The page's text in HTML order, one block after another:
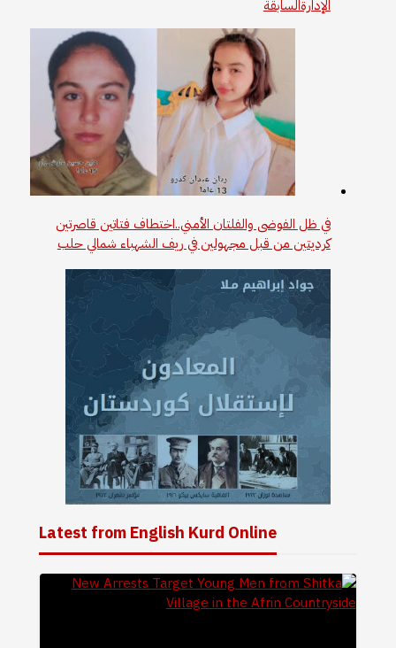
الإدارةالسابقة
في ظل الفوضى والفلتان الأمني..اختطاف فتاتين قاصرتين
كرديتين من قبل مجهولين في ريف الشهباء شمالي حلب
Latest from English Kurd Online